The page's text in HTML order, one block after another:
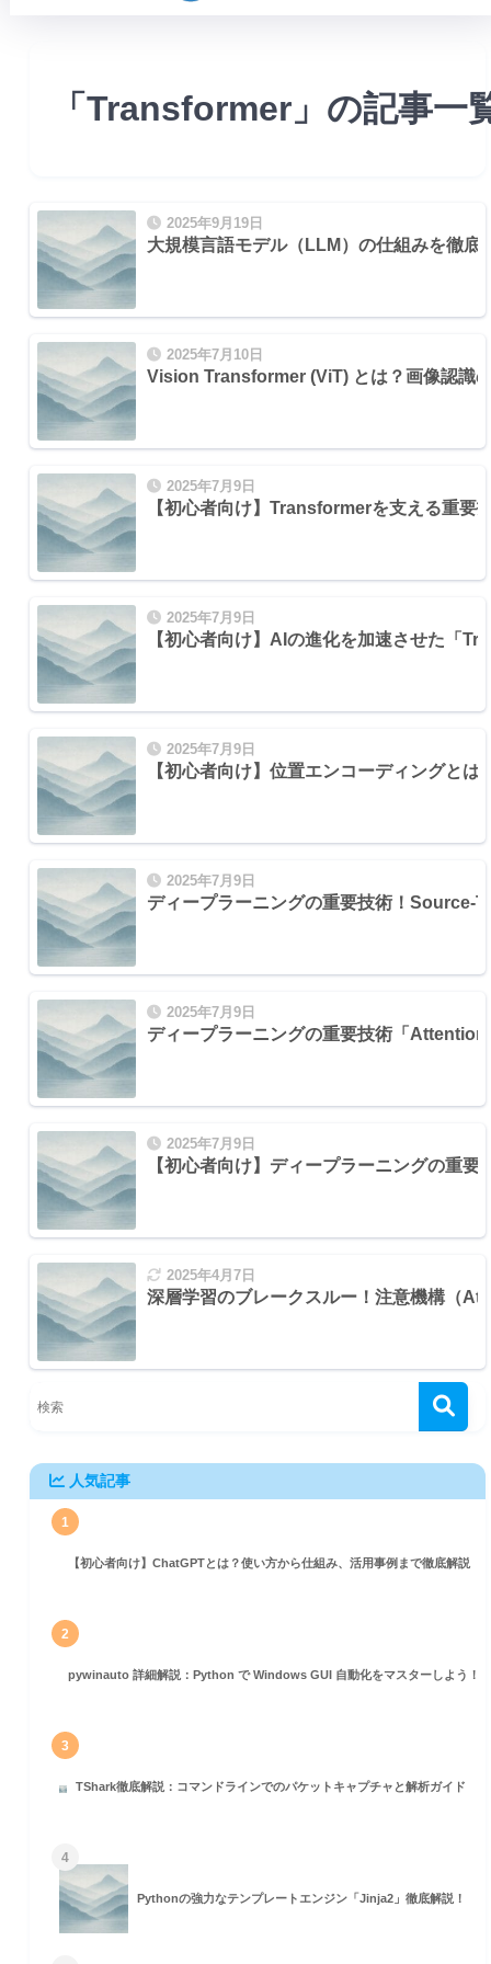
tuning）
「Transformer」の記事一
2025年9月19日
大規模言語モデル（LLM）の仕組みを徹
2025年7月10日
Vision Transformer (ViT) とは？画像認識
2025年7月9日
【初心者向け】Transformerを支える重
2025年7月9日
【初心者向け】AIの進化を加速させた「
2025年7月9日
【初心者向け】位置エンコーディングと
2025年7月9日
ディープラーニングの重要技術！Source-
2025年7月9日
ディープラーニングの重要技術「
2025年7月9日
【初心者向け】ディープラーニングの重
2025年4月7日
深層学習のブレークスルー！注意機構（
人気記事
1
【初心者向け】ChatGPTとは？使い方から仕組み、活用事例まで徹底解説
2
pywinauto 詳細解説：Python で Windows GUI 自動化をマスターしよう！
3
TShark徹底解説：コマンドラインでのパケットキャプチャと解析ガイド
4
Pythonの強力なテンプレートエンジン「Jinja2」徹底解説！